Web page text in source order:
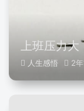
上班压力
人生感悟 2